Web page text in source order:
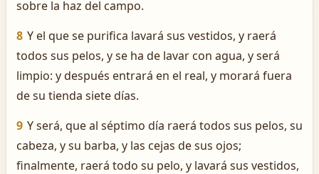
sobre la haz del campo.
8 Y el que se purifica lavará sus vestidos, y raerá
todos sus pelos, y se ha de lavar con agua, y será
limpio: y después entrará en el real, y morará fuera
de su tienda siete días.
9 Y será, que al séptimo día raerá todos sus pelos, su
cabeza, y su barba, y las cejas de sus ojos;
finalmente, raerá todo su pelo, y lavará sus vestidos,